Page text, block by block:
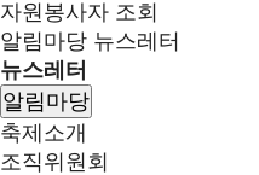
자원봉사자 조회
알림마당 뉴스레터
뉴스레터
알림마당
축제소개
조직위원회